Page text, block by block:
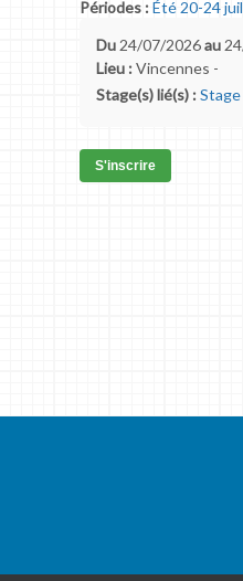
Périodes :Été 20-24
Du 24/07/2026au
Lieu :Vincennes -
Stage(s) lié(s) :
S'inscrire